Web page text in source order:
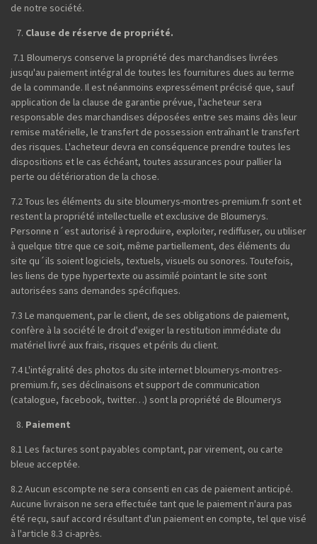
de notre société.
Clause de réserve de propriété.
7.1 Bloumerys conserve la propriété des marchandises livrées
jusqu'au paiement intégral de toutes les fournitures dues au terme
de la commande. Il est néanmoins expressément précisé que, sauf
application de la clause de garantie prévue, l'acheteur sera
responsable des marchandises déposées entre ses mains dès leur
remise matérielle, le transfert de possession entraînant le transfert
des risques. L'acheteur devra en conséquence prendre toutes les
dispositions et le cas échéant, toutes assurances pour pallier la
perte ou détérioration de la chose.
7.2 Tous les éléments du site bloumerys-montres-premium.fr sont et
restent la propriété intellectuelle et exclusive de Bloumerys.
Personne n´est autorisé à reproduire, exploiter, rediffuser, ou utiliser
à quelque titre que ce soit, même partiellement, des éléments du
site qu´ils soient logiciels, textuels, visuels ou sonores. Toutefois,
les liens de type hypertexte ou assimilé pointant le site sont
autorisées sans demandes spécifiques.
7.3 Le manquement, par le client, de ses obligations de paiement,
confère à la société le droit d'exiger la restitution immédiate du
matériel livré aux frais, risques et périls du client.
7.4 L'intégralité des photos du site internet bloumerys-montres-
premium.fr, ses déclinaisons et support de communication
(catalogue, facebook, twitter…) sont la propriété de Bloumerys
Paiement
8.1 Les factures sont payables comptant, par virement, ou carte
bleue acceptée.
8.2 Aucun escompte ne sera consenti en cas de paiement anticipé.
Aucune livraison ne sera effectuée tant que le paiement n'aura pas
été reçu, sauf accord résultant d'un paiement en compte, tel que visé
à l'article 8.3 ci-après.